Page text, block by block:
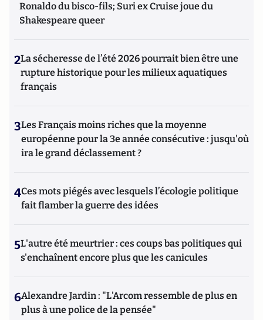
Ronaldo du bisco-fils; Suri ex Cruise joue du
Shakespeare queer
2La sécheresse de l’été 2026 pourrait bien être une
rupture historique pour les milieux aquatiques
français
3Les Français moins riches que la moyenne
européenne pour la 3e année consécutive : jusqu'où
ira le grand déclassement ?
4Ces mots piégés avec lesquels l’écologie politique
fait flamber la guerre des idées
5L'autre été meurtrier : ces coups bas politiques qui
s'enchaînent encore plus que les canicules
6Alexandre Jardin : "L'Arcom ressemble de plus en
plus à une police de la pensée"